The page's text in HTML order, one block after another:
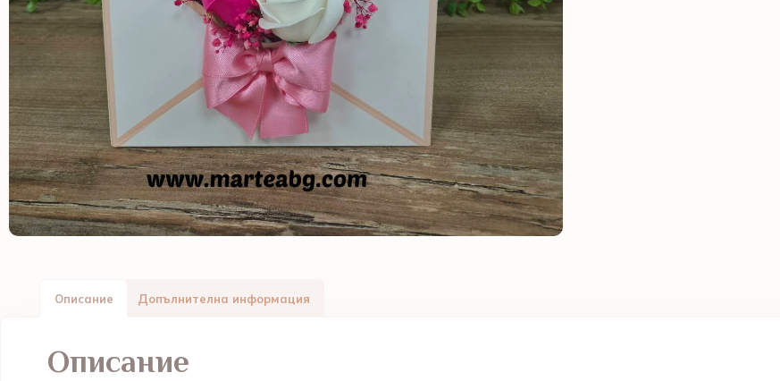
Описание Допълнителна информация
Описание